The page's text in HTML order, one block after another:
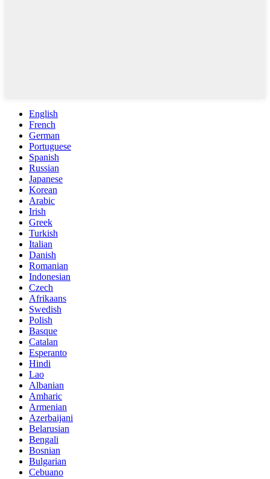
English
French
German
Portuguese
Spanish
Russian
Japanese
Korean
Arabic
Irish
Greek
Turkish
Italian
Danish
Romanian
Indonesian
Czech
Afrikaans
Swedish
Polish
Basque
Catalan
Esperanto
Hindi
Lao
Albanian
Amharic
Armenian
Azerbaijani
Belarusian
Bengali
Bosnian
Bulgarian
Cebuano